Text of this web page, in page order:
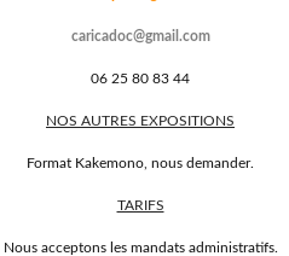
caricadoc@gmail.com
06 25 80 83 44
NOS AUTRES EXPOSITIONS
Format Kakemono, nous demander.
TARIFS
Nous acceptons les mandats administratifs.